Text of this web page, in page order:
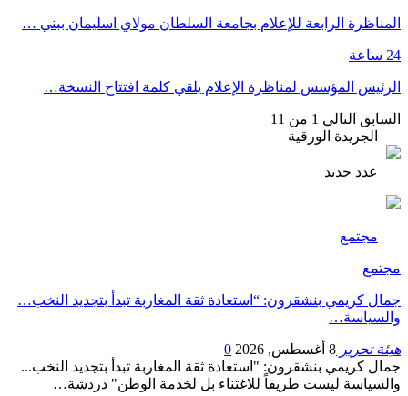
المناظرة الرابعة للإعلام بجامعة السلطان مولاي اسليمان ببني …
24 ساعة
الرئيس المؤسس لمناظرة الإعلام يلقي كلمة افتتاح النسخة…
السابق التالي 1 من 11
الجريدة الورقية
عدد جدبد
مجتمع
مجتمع
جمال كريمي بنشقرون: “استعادة ثقة المغاربة تبدأ بتجديد النخب…
والسياسة…
هيئة تحرير 8 أغسطس, 2026
0
جمال كريمي بنشقرون: "استعادة ثقة المغاربة تبدأ بتجديد النخب...
والسياسة ليست طريقاً للاغتناء بل لخدمة الوطن" دردشة…